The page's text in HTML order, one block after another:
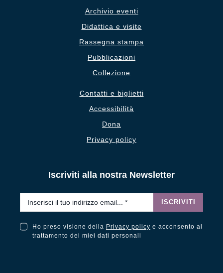
Archivio eventi
Didattica e visite
Rassegna stampa
Pubblicazioni
Collezione
Contatti e biglietti
Accessibilità
Dona
Privacy policy
Iscriviti alla nostra Newsletter
ISCRIVITI
Ho preso visione della Privacy policy e acconsento al
trattamento dei miei dati personali